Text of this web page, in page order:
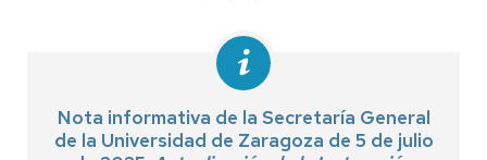
Nota informativa de la Secretaría General
de la Universidad de Zaragoza de 5 de julio